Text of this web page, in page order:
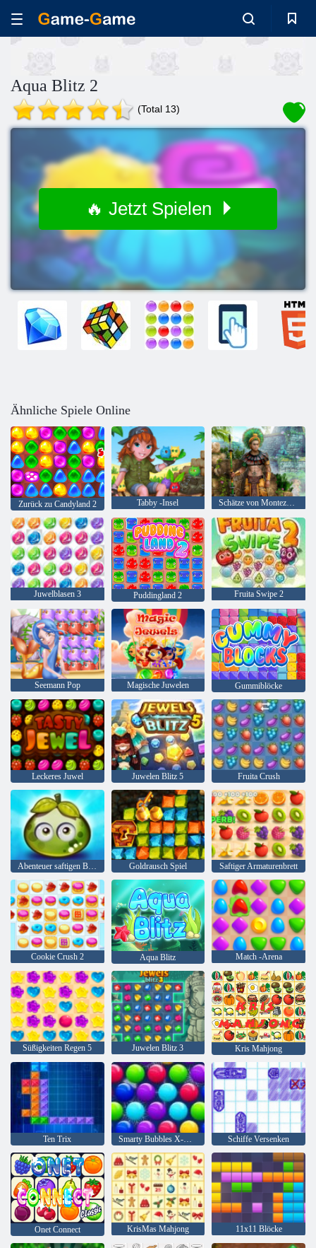
Aqua Blitz 2
(Total 13)
🔥 Jetzt Spielen
Ähnliche Spiele Online
Zurück zu Candyland 2 Tabby -Insel Schätze von Montezuma 2
Juwelblasen 3 Puddingland 2 Fruita Swipe 2
Seemann Pop Magische Juwelen Gummiblöcke
Leckeres Juwel Juwelen Blitz 5 Fruita Crush
Abenteuer saftigen Beeren Goldrausch Spiel Saftiger Armaturenbrett
Cookie Crush 2 Aqua Blitz Match -Arena
Süßigkeiten Regen 5 Juwelen Blitz 3 Kris Mahjong
Ten Trix Smarty Bubbles X-Mas Schiffe Versenken
Onet Connect KrisMas Mahjong 11x11 Blöcke